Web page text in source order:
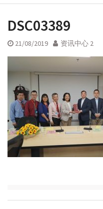
DSC03389
21/08/2019 资讯中心 2